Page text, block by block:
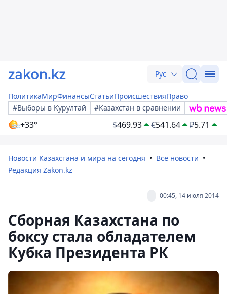
Рус
ПолитикаМирФинансыСтатьиПроисшествияПраво
#Выборы в Курултай
#Казахстан в сравнении
+33° $469.93 €541.64 ₽5.71
Новости Казахстана и мира на сегодня
Все новости
Редакция Zakon.kz
00:45, 14 июля 2014
Сборная Казахстана по
боксу стала обладателем
Кубка Президента РК